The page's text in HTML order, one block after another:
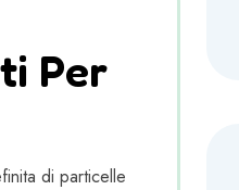
Per
di particelle